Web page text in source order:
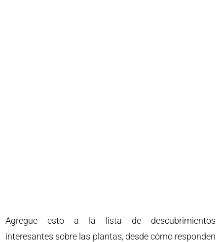
Agregue esto a la lista de descubrimientos
interesantes sobre las plantas, desde cómo responden